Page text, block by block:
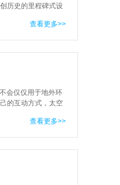
历史的里程碑式设
查看更多>>
会仅仅用于地外环
的互动方式，太空
查看更多>>